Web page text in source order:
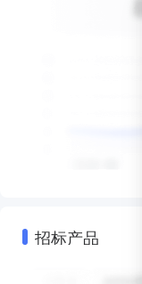
招标产品